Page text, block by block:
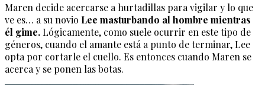
Maren decide acercarse a hurtadillas para vigilar y lo que
ve es… a su novio Lee masturbando al hombre mientras
él gime.Lógicamente, como suele ocurrir en este tipo de
géneros, cuando el amante está a punto de terminar, Lee
opta por cortarle el cuello. Es entonces cuando Maren se
acerca y se ponen las botas.